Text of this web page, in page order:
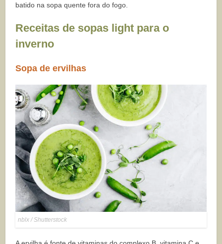
batido na sopa quente fora do fogo.
Receitas de sopas light para o
inverno
Sopa de ervilhas
nblx / Shutterstock